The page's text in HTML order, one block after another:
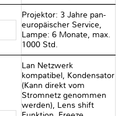
Projektor: 3 Jahre pan-
europäischer Service,
Lampe: 6 Monate, max.
1000 Std.
Lan Netzwerk
kompatibel, Kondensator
(Kann direkt vom
Stromnetz genommen
werden), Lens shift